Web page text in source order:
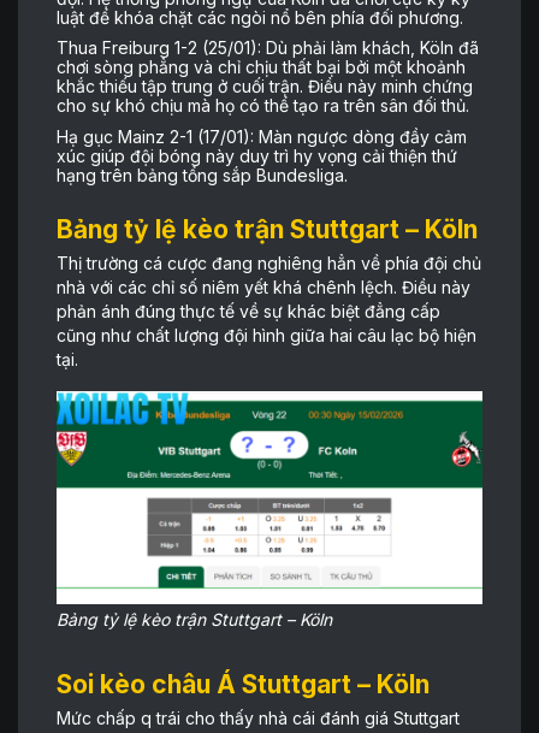
luật để khóa chặt các ngòi nổ bên phía đối phương.
Thua Freiburg 1-2 (25/01): Dù phải làm khách, Köln đã
chơi sòng phẳng và chỉ chịu thất bại bởi một khoảnh
khắc thiếu tập trung ở cuối trận. Điều này minh chứng
cho sự khó chịu mà họ có thể tạo ra trên sân đối thủ.
Hạ gục Mainz 2-1 (17/01): Màn ngược dòng đầy cảm
xúc giúp đội bóng này duy trì hy vọng cải thiện thứ
hạng trên bảng tổng sắp Bundesliga.
Bảng tỷ lệ kèo trận Stuttgart – Köln
Thị trường cá cược đang nghiêng hẳn về phía đội chủ
nhà với các chỉ số niêm yết khá chênh lệch. Điều này
phản ánh đúng thực tế về sự khác biệt đẳng cấp
cũng như chất lượng đội hình giữa hai câu lạc bộ hiện
tại.
Bảng tỷ lệ kèo trận Stuttgart – Köln
Soi kèo châu Á Stuttgart – Köln
Mức chấp q trái cho thấy nhà cái đánh giá Stuttgart